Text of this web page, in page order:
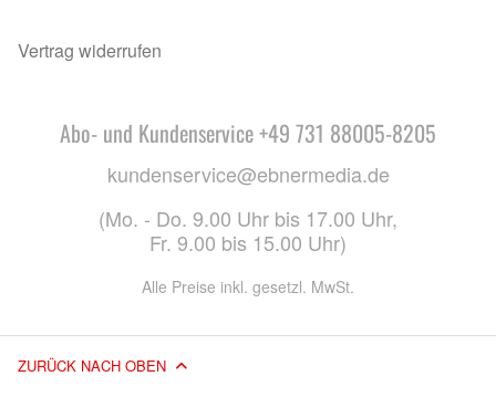
Vertrag widerrufen
Abo- und Kundenservice +49 731 88005-8205
kundenservice@ebnermedia.de
(Mo. - Do. 9.00 Uhr bis 17.00 Uhr,
Fr. 9.00 bis 15.00 Uhr)
Alle Preise inkl. gesetzl. MwSt.
ZURÜCK NACH OBEN